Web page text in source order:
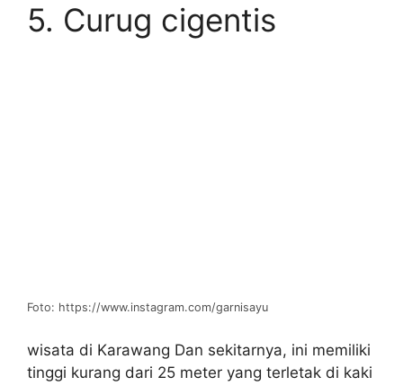
5. Curug cigentis
Foto: https://www.instagram.com/garnisayu
wisata di Karawang Dan sekitarnya, ini memiliki
tinggi kurang dari 25 meter yang terletak di kaki